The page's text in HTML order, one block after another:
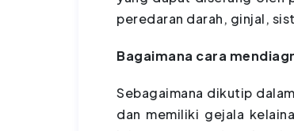
peredaran darah, ginjal,
Bagaimana cara
Sebagaimana dikutip
dan memiliki gejala